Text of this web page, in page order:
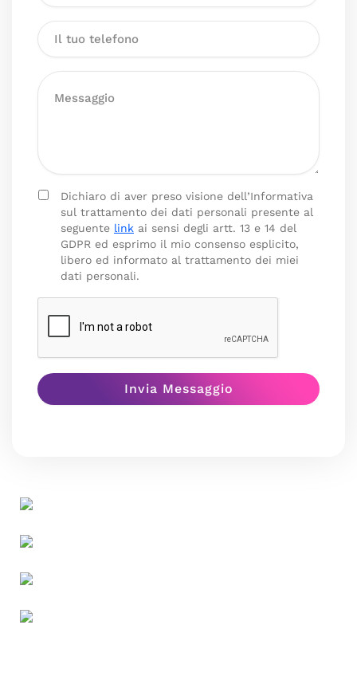
Dichiaro di aver preso visione dell’Informativa
sul trattamento dei dati personali presente al
seguente link ai sensi degli artt. 13 e 14 del
GDPR ed esprimo il mio consenso esplicito,
libero ed informato al trattamento dei miei
dati personali.